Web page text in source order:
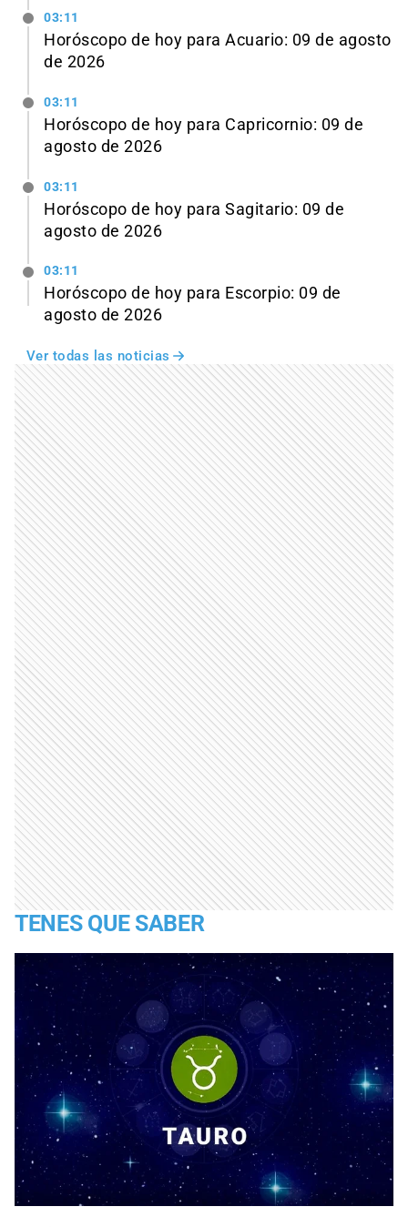
03:11
Horóscopo de hoy para Acuario: 09 de agosto
de 2026
03:11
Horóscopo de hoy para Capricornio: 09 de
agosto de 2026
03:11
Horóscopo de hoy para Sagitario: 09 de
agosto de 2026
03:11
Horóscopo de hoy para Escorpio: 09 de
agosto de 2026
Ver todas las noticias
TENES QUE SABER